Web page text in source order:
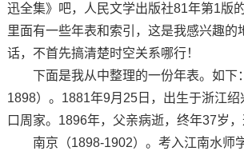
迅全集》吧，人民文学出版社81年第1版
里面有一些年表和索引，这是我感兴趣的
话，不首先搞清楚时空关系哪行！
下面是我从中整理的一份年表。如下
1898）。1881年9月25日，出生于浙江
口周家。1896年，父亲病逝，终年37岁，
南京（1898-1902）。考入江南水师